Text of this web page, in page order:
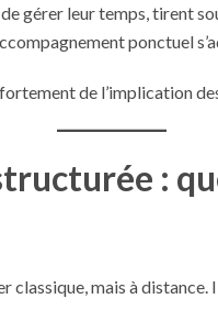
gérer leur temps, tirent
ponctuel
de l’implication
:
mais à